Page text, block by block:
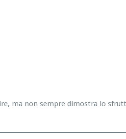
ma non sempre dimostra lo